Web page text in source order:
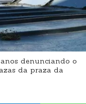
denunciando o
da praza da